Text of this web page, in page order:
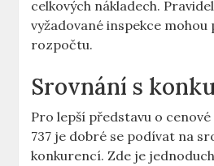
⁤celkových nákladech.
vyžadované inspekce
rozpočtu.
Srovnání s
Pro lepší představu ​o
737 je dobré se podívat na
konkurencí. Zde je